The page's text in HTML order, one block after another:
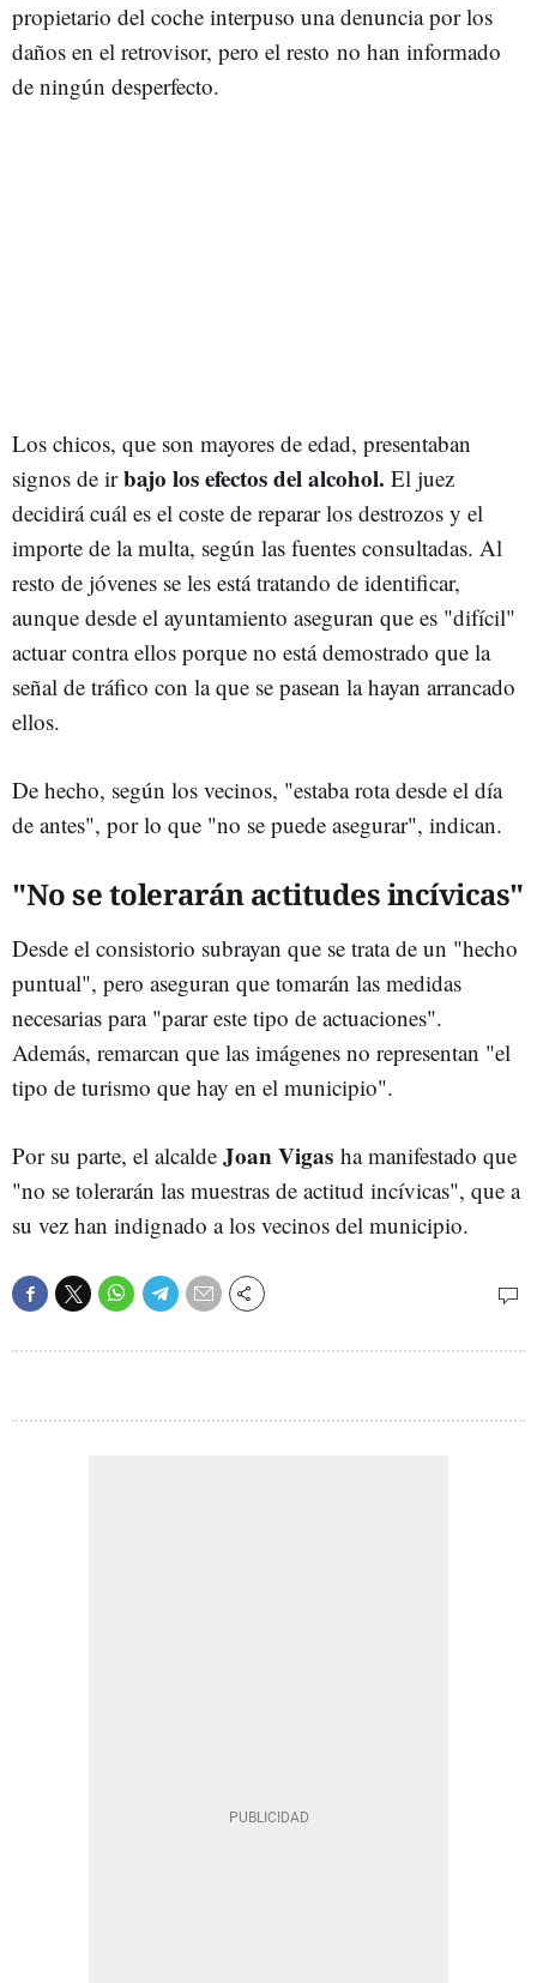
propietario del coche interpuso una denuncia por los
daños en el retrovisor, pero el resto no han informado
de ningún desperfecto.
Los chicos, que son mayores de edad, presentaban
signos de irbajo los efectos del alcohol. El juez
decidirá cuál es el coste de reparar los destrozos y el
importe de la multa, según las fuentes consultadas. Al
resto de jóvenes se les está tratando de identificar,
aunque desde el ayuntamiento aseguran que es "difícil"
actuar contra ellos porque no está demostrado que la
señal de tráfico con la que se pasean la hayan arrancado
ellos.
De hecho, según los vecinos, "estaba rota desde el día
de antes", por lo que "no se puede asegurar", indican.
"No se tolerarán actitudes incívicas"
Desde el consistorio subrayan que se trata de un "hecho
puntual", pero aseguran que tomarán las medidas
necesarias para "parar este tipo de actuaciones".
Además, remarcan que las imágenes no representan "el
tipo de turismo que hay en el municipio".
Por su parte, el alcalde Joan Vigas ha manifestado que
"no se tolerarán las muestras de actitud incívicas", que a
su vez han indignado a los vecinos del municipio.